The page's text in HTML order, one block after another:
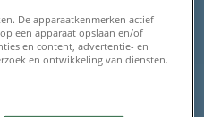
De apparaatkenmerken actief
een apparaat opslaan en/of
en content, advertentie- en
en ontwikkeling van diensten.